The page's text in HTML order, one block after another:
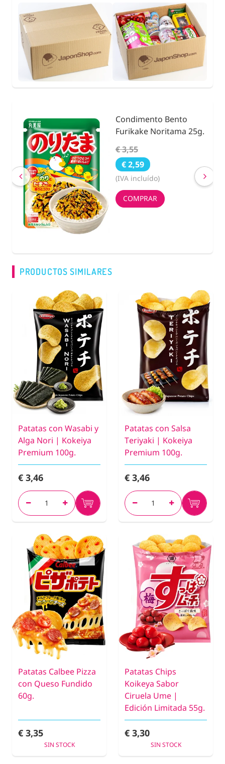
Condimento Bento
Furikake Noritama 25g.
€ 3,55
€ 2,59
(IVA incluído)
COMPRAR
PRODUCTOS SIMILARES
Patatas con Wasabi y
Alga Nori | Kokeiya
Premium 100g.
€ 3,46
Patatas con Salsa
Teriyaki | Kokeiya
Premium 100g.
€ 3,46
Patatas Calbee Pizza
con Queso Fundido
60g.
€ 3,35
SIN STOCK
Patatas Chips
Koikeya Sabor
Ciruela Ume |
Edición Limitada 55g.
€ 3,30
SIN STOCK